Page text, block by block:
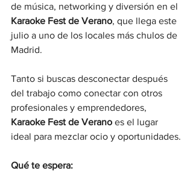
de música, networking y diversión en el
Karaoke Fest de Verano, que llega este
julio a uno de los locales más chulos de
Madrid.
Tanto si buscas desconectar después
del trabajo como conectar con otros
profesionales y emprendedores,
Karaoke Fest de Verano es el lugar
ideal para mezclar ocio y oportunidades.
Qué te espera: